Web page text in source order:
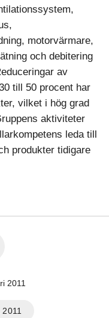
motorvärmare,
och debitering
av
till 50 procent har
vilket i hög grad
aktiviteter
leda till
produkter tidigare
2011